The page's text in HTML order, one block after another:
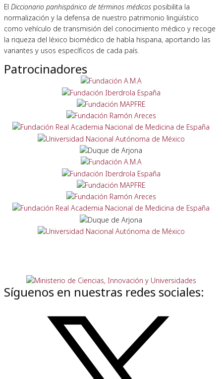
El Diccionario panhispánico de términos médicos posibilita la
normalización y la defensa de nuestro patrimonio lingüístico
como vehículo de transmisión del conocimiento médico y recoge
la riqueza del léxico biomédico de habla hispana, aportando las
variantes y usos específicos de cada país.
Patrocinadores
Síguenos en nuestras redes sociales: